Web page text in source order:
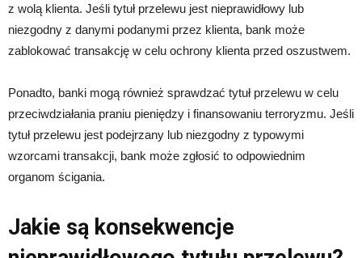
z wolą klienta. Jeśli tytuł przelewu jest nieprawidłowy lub
niezgodny z danymi podanymi przez klienta, bank może
zablokować transakcję w celu ochrony klienta przed oszustwem.
Ponadto, banki mogą również sprawdzać tytuł przelewu w celu
przeciwdziałania praniu pieniędzy i finansowaniu terroryzmu. Jeśli
tytuł przelewu jest podejrzany lub niezgodny z typowymi
wzorcami transakcji, bank może zgłosić to odpowiednim
organom ścigania.
Jakie są konsekwencje